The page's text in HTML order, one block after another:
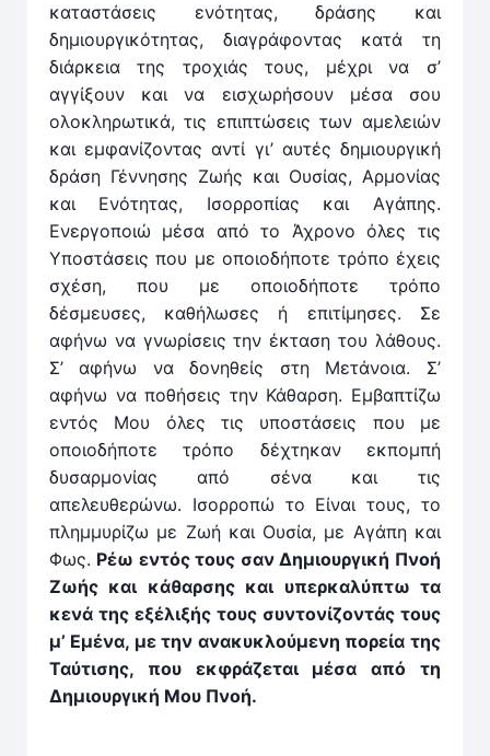
καταστάσεις ενότητας, δράσης και
δημιουργικότητας, διαγράφοντας κατά τη
διάρκεια της τροχιάς τους, μέχρι να σ’
αγγίξουν και να εισχωρήσουν μέσα σου
ολοκληρωτικά, τις επιπτώσεις των αμελειών
και εμφανίζοντας αντί γι’ αυτές δημιουργική
δράση Γέννησης Ζωής και Ουσίας, Αρμονίας
και Ενότητας, Ισορροπίας και Αγάπης.
Ενεργοποιώ μέσα από το Άχρονο όλες τις
Υποστάσεις που με οποιοδήποτε τρόπο έχεις
σχέση, που με οποιοδήποτε τρόπο
δέσμευσες, καθήλωσες ή επιτίμησες. Σε
αφήνω να γνωρίσεις την έκταση του λάθους.
Σ’ αφήνω να δονηθείς στη Μετάνοια. Σ’
αφήνω να ποθήσεις την Κάθαρση. Εμβαπτίζω
εντός Μου όλες τις υποστάσεις που με
οποιοδήποτε τρόπο δέχτηκαν εκπομπή
δυσαρμονίας από σένα και τις
απελευθερώνω. Ισορροπώ το Είναι τους, το
πλημμυρίζω με Ζωή και Ουσία, με Αγάπη και
Φως. Ρέω εντός τους σαν Δημιουργική Πνοή
Ζωής και κάθαρσης και υπερκαλύπτω τα
κενά της εξέλιξής τους συντονίζοντάς τους
μ’ Εμένα, με την ανακυκλούμενη πορεία της
Ταύτισης, που εκφράζεται μέσα από τη
Δημιουργική Μου Πνοή.